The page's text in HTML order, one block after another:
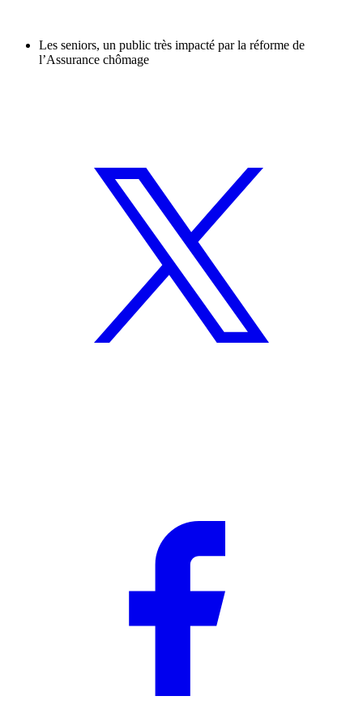
Les seniors, un public très impacté par la réforme de
l’Assurance chômage